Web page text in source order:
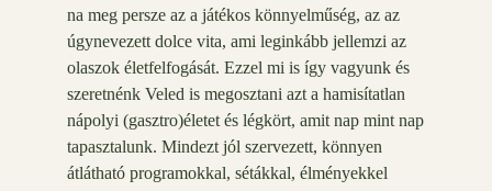
na meg persze az a játékos könnyelműség, az az
úgynevezett dolce vita, ami leginkább jellemzi az
olaszok életfelfogását. Ezzel mi is így vagyunk és
szeretnénk Veled is megosztani azt a hamisítatlan
nápolyi (gasztro)életet és légkört, amit nap mint nap
tapasztalunk. Mindezt jól szervezett, könnyen
átlátható programokkal, sétákkal, élményekkel